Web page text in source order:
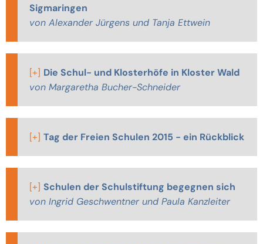
Sigmaringen
von Alexander Jürgens und Tanja Ettwein
[+] Die Schul- und Klosterhöfe in Kloster Wald
von Margaretha Bucher-Schneider
[+] Tag der Freien Schulen 2015 - ein Rückblick
[+] Schulen der Schulstiftung begegnen sich
von Ingrid Geschwentner und Paula Kanzleiter